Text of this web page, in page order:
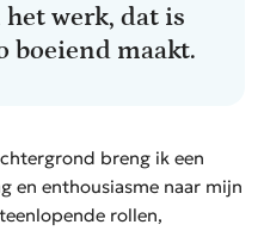
werk, dat is
boeiend maakt.
breng ik een
en enthousiasme naar mijn
rollen,